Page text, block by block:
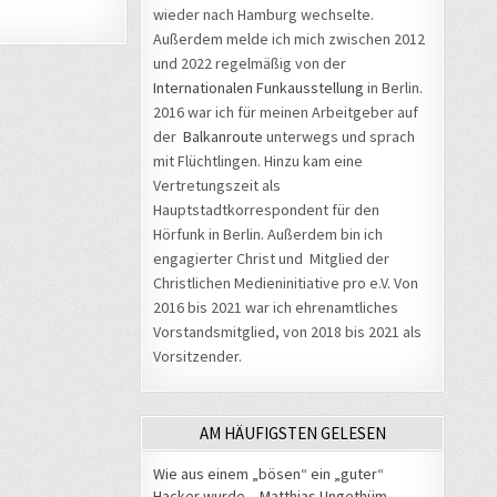
wieder nach Hamburg wechselte.
Außerdem melde ich mich zwischen 2012
und 2022 regelmäßig von der
Internationalen Funkausstellung in Berlin.
2016 war ich für meinen Arbeitgeber auf
der Balkanroute unterwegs und sprach
mit Flüchtlingen. Hinzu kam eine
Vertretungszeit als
Hauptstadtkorrespondent für den
Hörfunk in Berlin. Außerdem bin ich
engagierter Christ und Mitglied der
Christlichen Medieninitiative pro e.V. Von
2016 bis 2021 war ich ehrenamtliches
Vorstandsmitglied, von 2018 bis 2021 als
Vorsitzender.
AM HÄUFIGSTEN GELESEN
Wie aus einem „bösen“ ein „guter“